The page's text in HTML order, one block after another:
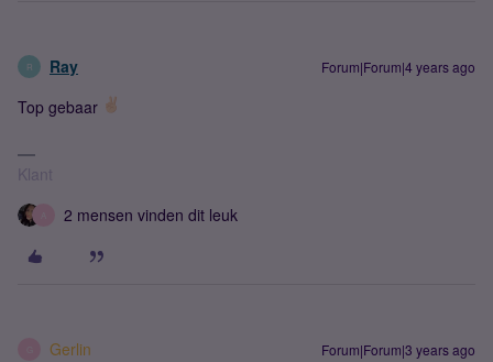
R Ray Forum|Forum|4 years ago
Top gebaar
Klant
2 mensen vinden dit leuk
Gerlin Forum|Forum|3 years ago